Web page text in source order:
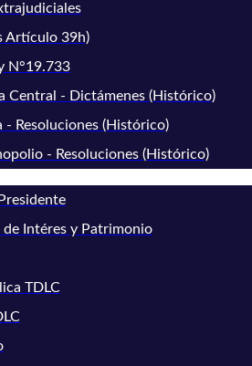
Artículo 39h)
N°19.733
Central - Dictámenes (Histórico)
- Resoluciones (Histórico)
- Resoluciones (Histórico)
de Intéres y Patrimonio
TDLC